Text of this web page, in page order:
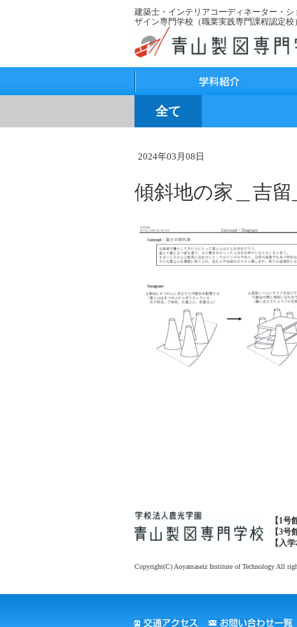
建築士・インテリアコーディネーター・シ
ザイン専門学校（職業実践専門課程認定校）
学科紹介
全て
2024年03月08日
傾斜地の家＿吉留
【1
【3
【入
Copyright(C) Aoyamaseiz Institute of Technology All